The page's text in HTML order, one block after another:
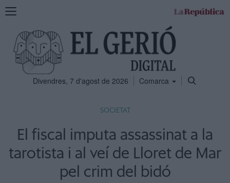
Mostra
navegació
Divendres, 7 d'agost de 2026 Comarca
SOCIETAT
El fiscal imputa assassinat a la
tarotista i al veí de Lloret de Mar
pel crim del bidó